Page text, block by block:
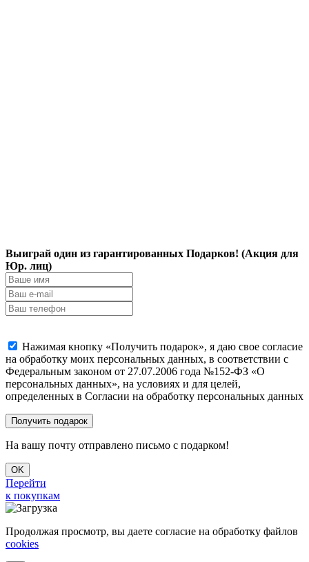
Выиграй один из гарантированных Подарков! (Акция для
Юр. лиц)
Нажимая кнопку «Получить подарок», я даю свое согласие
на обработку моих персональных данных, в соответствии с
Федеральным законом от 27.07.2006 года №152-ФЗ «О
персональных данных», на условиях и для целей,
определенных в Согласии на обработку персональных данных
На вашу почту отправлено письмо с подарком!
OK
Перейти
к покупкам
Продолжая просмотр, вы даете согласие на обработку файлов
cookies